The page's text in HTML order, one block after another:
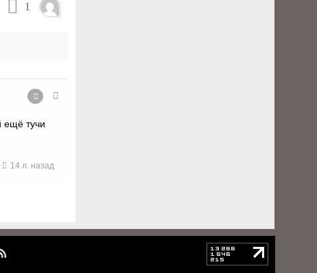
1
ещё тучи
14 л. назад